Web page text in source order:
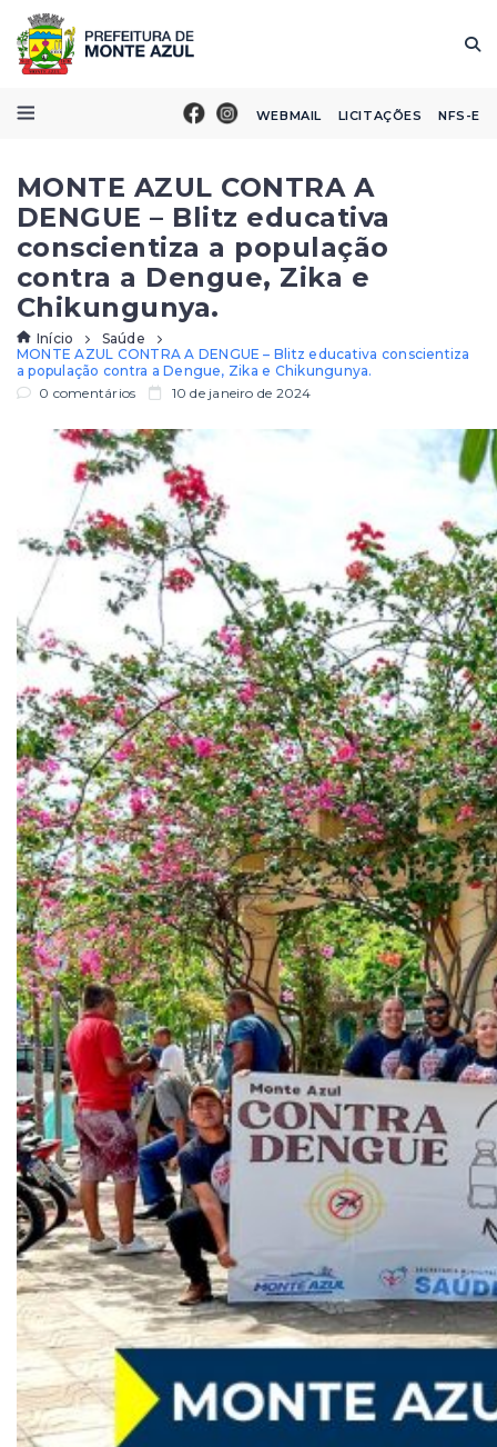
WEBMAIL LICITAÇÕES NFS-E
MONTE AZUL CONTRA A
DENGUE – Blitz educativa
conscientiza a população
contra a Dengue, Zika e
Chikungunya.
Início
Saúde
MONTE AZUL CONTRA A DENGUE – Blitz educativa conscientiza
a população contra a Dengue, Zika e Chikungunya.
0 comentários
10 de janeiro de 2024